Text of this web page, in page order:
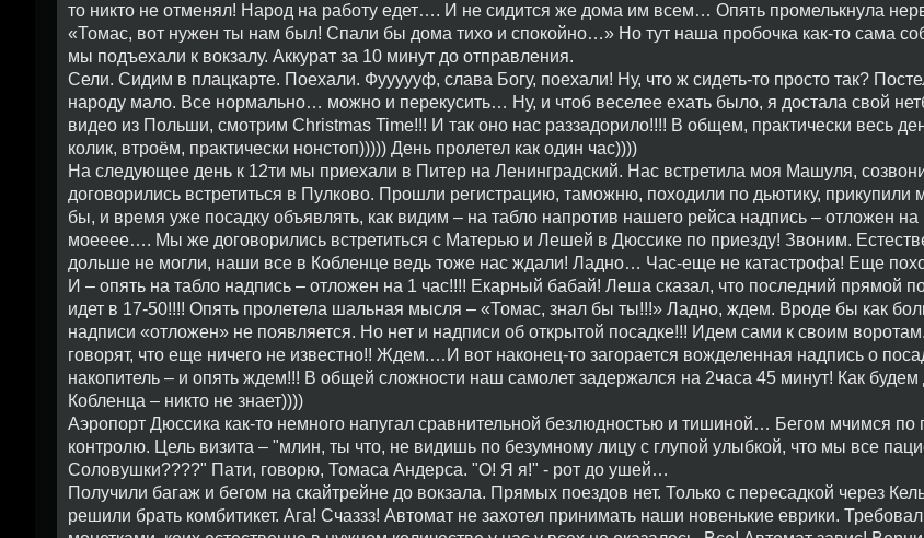
то никто не отменял! Народ на работу едет…. И не сидится же дома им всем… Опять промелькнула
«Томас, вот нужен ты нам был! Спали бы дома тихо и спокойно…» Но тут наша пробочка как-то сама
мы подъехали к вокзалу. Аккурат за 10 минут до отправления.
Сели. Сидим в плацкарте. Поехали. Фуууууф, слава Богу, поехали! Ну, что ж сидеть-то просто так?
народу мало. Все нормально… можно и перекусить… Ну, и чтоб веселее ехать было, я достала свой
видео из Польши, смотрим Christmas Time!!! И так оно нас раззадорило!!!! В общем, практически весь
колик, втроём, практически нонстоп))))) День пролетел как один час))))
На следующее день к 12ти мы приехали в Питер на Ленинградский. Нас встретила моя Машуля,
договорились встретиться в Пулково. Прошли регистрацию, таможню, походили по дьютику, прикупили
бы, и время уже посадку объявлять, как видим – на табло напротив нашего рейса надпись – отложен
моееее…. Мы же договорились встретиться с Матерью и Лешей в Дюссике по приезду! Звоним.
дольше не могли, наши все в Кобленце ведь тоже нас ждали! Ладно… Час-еще не катастрофа! Еще
И – опять на табло надпись – отложен на 1 час!!!! Екарный бабай! Леша сказал, что последний прямой
идет в 17-50!!!! Опять пролетела шальная мысля – «Томас, знал бы ты!!!» Ладно, ждем. Вроде бы как
надписи «отложен» не появляется. Но нет и надписи об открытой посадке!!! Идем сами к своим
говорят, что еще ничего не известно!! Ждем.…И вот наконец-то загорается вожделенная надпись о
накопитель – и опять ждем!!! В общей сложности наш самолет задержался на 2часа 45 минут! Как будем
Кобленца – никто не знает))))
Аэропорт Дюссика как-то немного напугал сравнительной безлюдностью и тишиной… Бегом мчимся по
контролю. Цель визита – "млин, ты что, не видишь по безумному лицу с глупой улыбкой, что мы все
Соловушки????" Пати, говорю, Томаса Андерса. "О! Я я!" - рот до ушей…
Получили багаж и бегом на скайтрейне до вокзала. Прямых поездов нет. Только с пересадкой через
решили брать комбитикет. Ага! Счаззз! Автомат не захотел принимать наши новенькие еврики.